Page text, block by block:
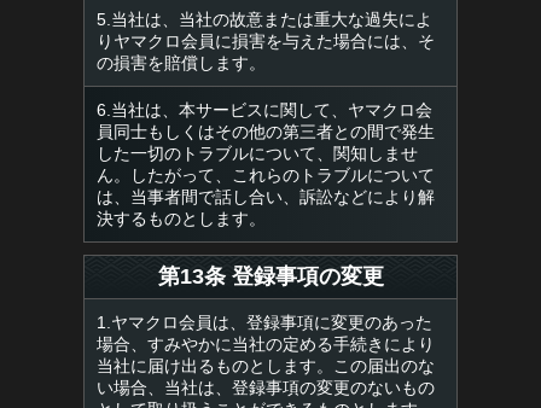
5.当社は、当社の故意または重大な過失によ
りヤマクロ会員に損害を与えた場合には、そ
の損害を賠償します。
6.当社は、本サービスに関して、ヤマクロ会
員同士もしくはその他の第三者との間で発生
した一切のトラブルについて、関知しませ
ん。したがって、これらのトラブルについて
は、当事者間で話し合い、訴訟などにより解
決するものとします。
第13条 登録事項の変更
1.ヤマクロ会員は、登録事項に変更のあった
場合、すみやかに当社の定める手続きにより
当社に届け出るものとします。この届出のな
い場合、当社は、登録事項の変更のないもの